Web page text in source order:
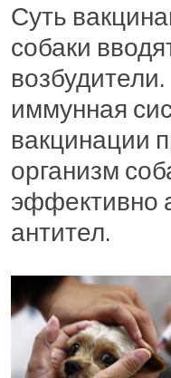
Суть
собаки
иммунная
вакцинации
организм
эффективно
антител.